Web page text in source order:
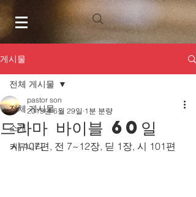
게시물
전체 게시물
소개
커뮤니티
전체 게시물
드라마 바이블 60일
pastor son
2019년 6월 29일 1분 분량
시 107편, 전 7~12장, 딛 1장, 시 101편